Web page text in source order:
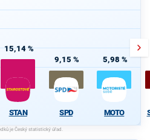
15,14 %
STAN
9,15 %
SPD
5,98 %
MOTO